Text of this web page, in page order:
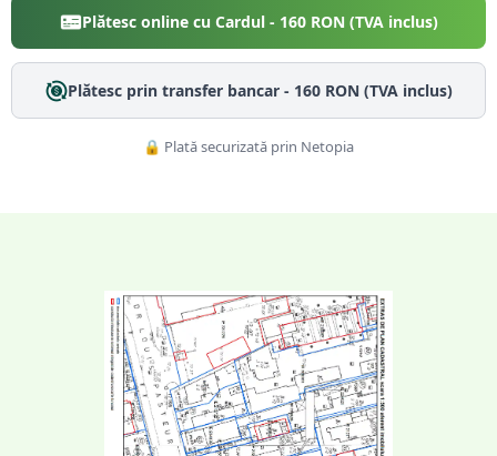
Plătesc online cu Cardul - 160RON (TVA inclus)
Plătesc prin transfer bancar - 160RON (TVA inclus)
🔒 Plată securizată prin Netopia